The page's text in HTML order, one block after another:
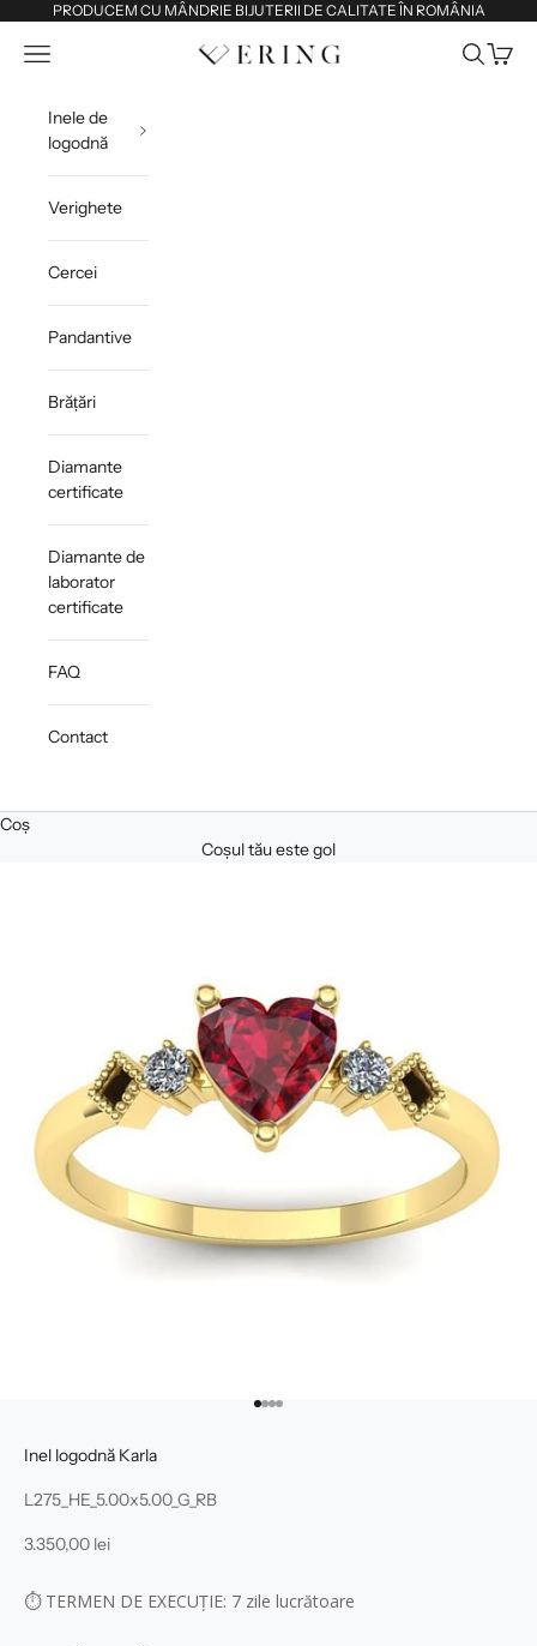
Sari la conținutPRODUCEM CU MÂNDRIE BIJUTERII DE CALITATE ÎN ROMÂNIA
Ering
Deschide meniul de navigare Deschide
Inele de
logodnă
Verighete
Cercei
Pandantive
Brățări
Diamante
certificate
Diamante de
laborator
certificate
FAQ
Contact
Coș
Coșul tău este gol
Mergi la articolul 1
Mergi la articolul 2
Mergi la articolul 3
Mergi la articolul 4
Inel logodnă Karla
L275_HE_5.00x5.00_G_RB
Preț redus
3.350,00 lei
⏱ TERMEN DE EXECUȚIE: 7 zile lucrătoare